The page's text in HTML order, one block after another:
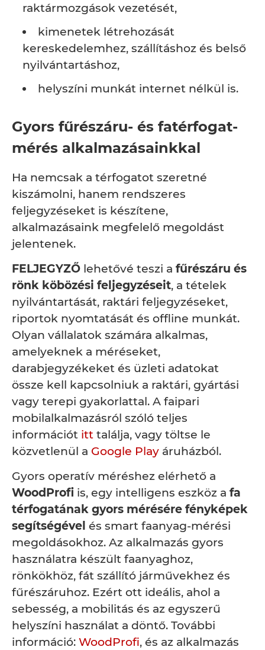
raktármozgások vezetését,
kimenetek létrehozását
kereskedelemhez, szállításhoz és belső
nyilvántartáshoz,
helyszíni munkát internet nélkül is.
Gyors fűrészáru- és fatérfogat-
mérés alkalmazásainkkal
Ha nemcsak a térfogatot szeretné
kiszámolni, hanem rendszeres
feljegyzéseket is készítene,
alkalmazásaink megfelelő megoldást
jelentenek.
FELJEGYZŐ lehetővé teszi a fűrészáru és
rönk köbözési feljegyzéseit, a tételek
nyilvántartását, raktári feljegyzéseket,
riportok nyomtatását és offline munkát.
Olyan vállalatok számára alkalmas,
amelyeknek a méréseket,
darabjegyzékeket és üzleti adatokat
össze kell kapcsolniuk a raktári, gyártási
vagy terepi gyakorlattal. A faipari
mobilalkalmazásról szóló teljes
információt itt találja, vagy töltse le
közvetlenül a Google Play áruházból.
Gyors operatív méréshez elérhető a
WoodProfi is, egy intelligens eszköz a fa
térfogatának gyors mérésére fényképek
segítségével és smart faanyag-mérési
megoldásokhoz. Az alkalmazás gyors
használatra készült faanyaghoz,
rönkökhöz, fát szállító járművekhez és
fűrészáruhoz. Ezért ott ideális, ahol a
sebesség, a mobilitás és az egyszerű
helyszíni használat a döntő. További
információ: WoodProfi, és az alkalmazás